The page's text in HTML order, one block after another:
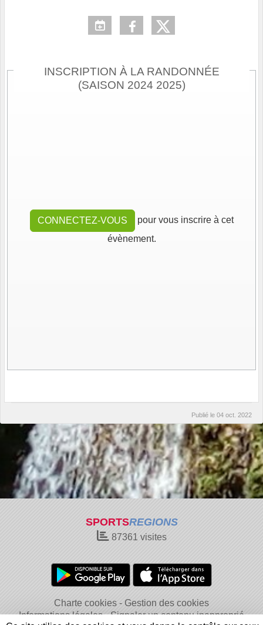
INSCRIPTION À LA RANDONNÉE
(SAISON 2024 2025)
CONNECTEZ-VOUS
pour vous inscrire à cet
évènement.
Publié le 04 oct. 2022
SPORTSREGIONS
87361 visites
Charte cookies
Gestion des cookies
Informations légales
Signaler un contenu inapproprié